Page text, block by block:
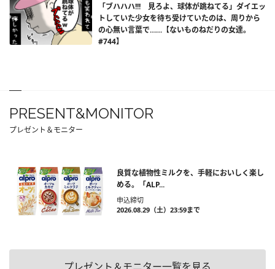
「ブハハハ!!! 見ろよ、球体が跳ねてる」ダイエッ
トしていた少女を待ち受けていたのは、周りから
の心無い言葉で……【ないものねだりの女達。
#744】
PRESENT&MONITOR
プレゼント＆モニター
良質な植物性ミルクを、手軽においしく楽し
める。「ALP...
申込締切
2026.08.29（土）23:59まで